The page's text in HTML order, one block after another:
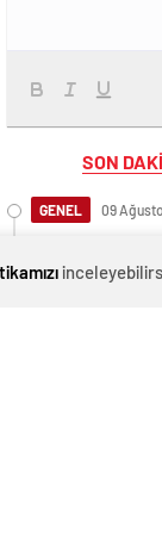
SON
GENEL 09
"Deprem